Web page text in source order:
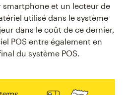
et un lecteur de
utilisé dans le système
dans le coût de ce dernier,
POS entre également en
du système POS.